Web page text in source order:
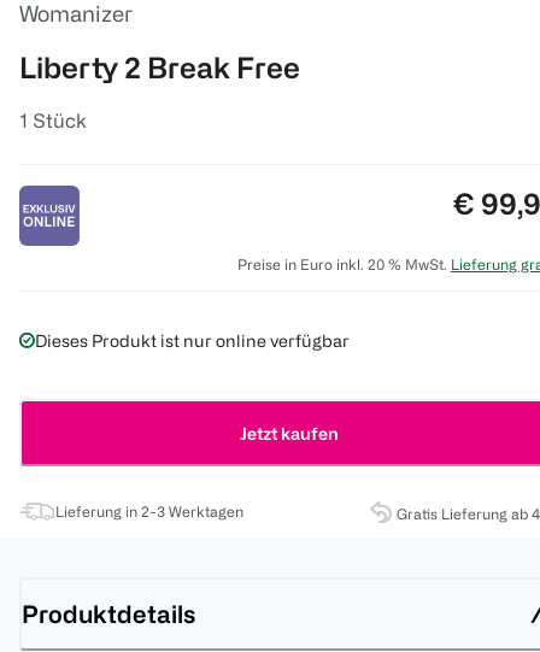
Womanizer
Liberty 2 Break Free
1 Stück
Preis:
€
Preise in Euro inkl. 20 % MwSt. Lieferung
Dieses Produkt ist nur online verfügbar
Jetzt kaufen
Lieferung in 2-3 Werktagen Gratis Lieferung ab
Produktdetails